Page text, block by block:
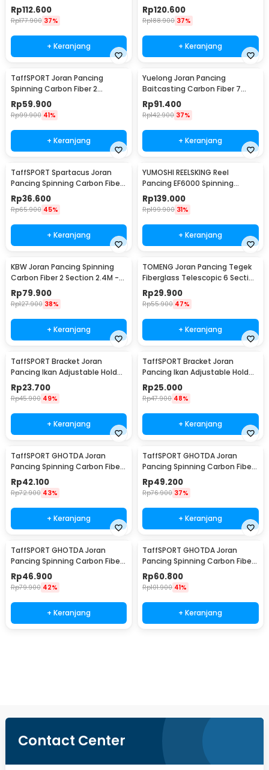
5.5:1 3000 - EF3000
Rp112.600
Rp177.900 37%
+ Keranjang
5.2:1 5000 - EF5000
Rp120.600
Rp188.900 37%
+ Keranjang
TaffSPORT Joran Pancing
Spinning Carbon Fiber 2
Section 1.8M - TM0156
Rp59.900
Rp99.900 41%
+ Keranjang
Yuelong Joran Pancing
Baitcasting Carbon Fiber 7
Section Telescopic 3.3M 7
Section
Rp91.400
Rp142.900 37%
+ Keranjang
TaffSPORT Spartacus Joran
Pancing Spinning Carbon Fiber
2 Section 1.8M - 180
Rp36.600
Rp65.900 45%
+ Keranjang
YUMOSHI REELSKING Reel
Pancing EF6000 Spinning
Fishing Reel 5.2:1 6000 - EF6000
Rp139.000
Rp199.900 31%
+ Keranjang
KBW Joran Pancing Spinning
Carbon Fiber 2 Section 2.4M -
KBW01
Rp79.900
Rp127.900 38%
+ Keranjang
TOMENG Joran Pancing Tegek
Fiberglass Telescopic 6 Section
3.8M - JW380
Rp29.900
Rp55.900 47%
+ Keranjang
TaffSPORT Bracket Joran
Pancing Ikan Adjustable Holder
1.4M - V-003
Rp23.700
Rp45.900 49%
+ Keranjang
TaffSPORT Bracket Joran
Pancing Ikan Adjustable Holder
2.1M - V-003
Rp25.000
Rp47.900 48%
+ Keranjang
TaffSPORT GHOTDA Joran
Pancing Spinning Carbon Fiber
5-7 Section 2.1M - CF3000
Rp42.100
Rp72.900 43%
+ Keranjang
TaffSPORT GHOTDA Joran
Pancing Spinning Carbon Fiber
5-7 Section 2.4M - CF3000
Rp49.200
Rp76.900 37%
+ Keranjang
TaffSPORT GHOTDA Joran
Pancing Spinning Carbon Fiber
5-7 Section 2.7M - CF3000
Rp46.900
Rp79.900 42%
+ Keranjang
TaffSPORT GHOTDA Joran
Pancing Spinning Carbon Fiber
5-7 Section 3M - CF3000
Rp60.800
Rp101.900 41%
+ Keranjang
Contact Center